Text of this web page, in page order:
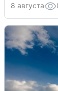
8 августа